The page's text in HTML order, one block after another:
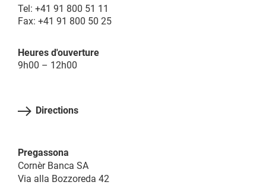
Tel: +41 91 800 51 11
Fax: +41 91 800 50 25
Heures d'ouverture
9h00 – 12h00
Directions
Pregassona
Cornèr Banca SA
Via alla Bozzoreda 42